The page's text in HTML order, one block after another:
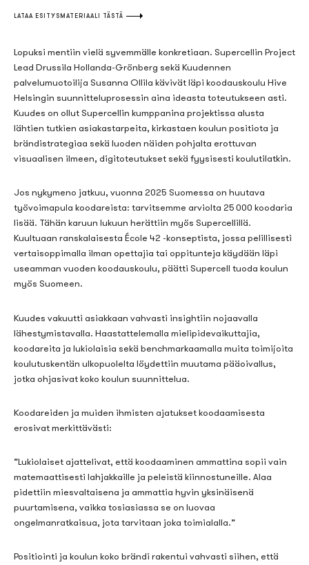
LATAA ESITYSMATERIAALI TÄSTÄ
Lopuksi mentiin vielä syvemmälle konkretiaan. Supercellin Project
Lead Drussila Hollanda-Grönberg sekä Kuudennen
palvelumuotoilija Susanna Ollila kävivät läpi koodauskoulu Hive
Helsingin suunnitteluprosessin aina ideasta toteutukseen asti.
Kuudes on ollut Supercellin kumppanina projektissa alusta
lähtien tutkien asiakastarpeita, kirkastaen koulun positiota ja
brändistrategiaa sekä luoden näiden pohjalta erottuvan
visuaalisen ilmeen, digitoteutukset sekä fyysisesti koulutilatkin.
Jos nykymeno jatkuu, vuonna 2025 Suomessa on huutava
työvoimapula koodareista: tarvitsemme arviolta 25 000 koodaria
lisää. Tähän karuun lukuun herättiin myös Supercellillä.
Kuultuaan ranskalaisesta École 42 -konseptista, jossa pelillisesti
vertaisoppimalla ilman opettajia tai oppitunteja käydään läpi
useamman vuoden koodauskoulu, päätti Supercell tuoda koulun
myös Suomeen.
Kuudes vakuutti asiakkaan vahvasti insightiin nojaavalla
lähestymistavalla. Haastattelemalla mielipidevaikuttajia,
koodareita ja lukiolaisia sekä benchmarkaamalla muita toimijoita
koulutuskentän ulkopuolelta löydettiin muutama pääoivallus,
jotka ohjasivat koko koulun suunnittelua.
Koodareiden ja muiden ihmisten ajatukset koodaamisesta
erosivat merkittävästi:
”Lukiolaiset ajattelivat, että koodaaminen ammattina sopii vain
matemaattisesti lahjakkaille ja peleistä kiinnostuneille. Alaa
pidettiin miesvaltaisena ja ammattia hyvin yksinäisenä
puurtamisena, vaikka tosiasiassa se on luovaa
ongelmanratkaisua, jota tarvitaan joka toimialalla.”
Positiointi ja koulun koko brändi rakentui vahvasti siihen, että